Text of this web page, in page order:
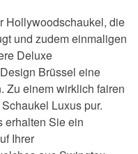
Hollywoodschaukel, die
und zudem einmaligen
Deluxe
Brüssel eine
Zu einem wirklich fairen
Luxus pur.
erhalten Sie ein
Ihrer